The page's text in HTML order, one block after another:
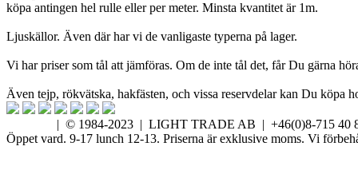
köpa antingen hel rulle eller per meter. Minsta kvantitet är 1m.
Ljuskällor. Även där har vi de vanligaste typerna på lager.
Vi har priser som tål att jämföras. Om de inte tål det, får Du gärna
Även tejp, rökvätska, hakfästen, och vissa reservdelar kan Du
| © 1984-2023 | LIGHT TRADE AB | +46(0)8-715
Öppet vard. 9-17 lunch 12-13. Priserna är exklusive moms. Vi